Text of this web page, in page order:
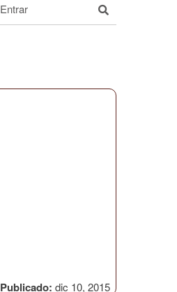
Entrar
Publicado: dic 10, 2015